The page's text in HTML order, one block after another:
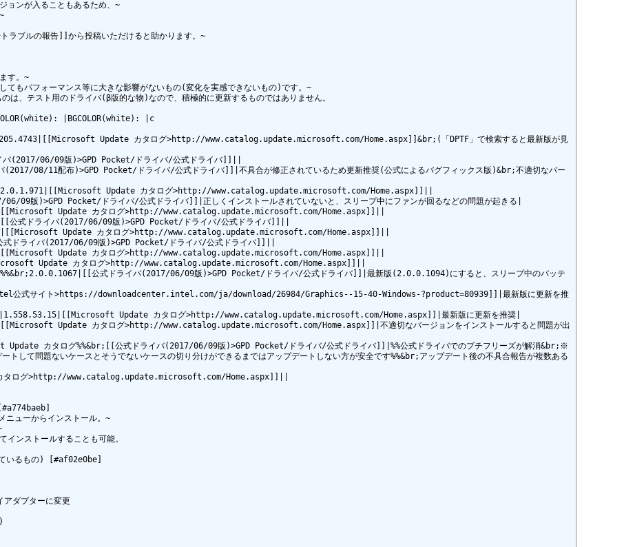
ョンが入ることもあるため、~
ブルの報告]]から投稿いただけると助かります。~
す。~
てもパフォーマンス等に大きな影響がないもの(変化を実感できないもの)です。~
テスト用のドライバ(β版的な物)なので、積極的に更新するものではありません。
|BGCOLOR(white): |c
Update カタログ>http://www.catalog.update.microsoft.com/Home.aspx]]&br;(「DPTF」で検索すると最新版が見
06/09版)>GPD Pocket/ドライバ/公式ドライバ]]||
08/11配布)>GPD Pocket/ドライバ/公式ドライバ]]|不具合が修正されているため更新推奨(公式によるバグフィックス版)&br;不適切なバー
Update カタログ>http://www.catalog.update.microsoft.com/Home.aspx]]||
Pocket/ドライバ/公式ドライバ]]|正しくインストールされていないと、スリープ中にファンが回るなどの問題が起きる|
Update カタログ>http://www.catalog.update.microsoft.com/Home.aspx]]||
ドライバ(2017/06/09版)>GPD Pocket/ドライバ/公式ドライバ]]||
Update カタログ>http://www.catalog.update.microsoft.com/Home.aspx]]||
イバ(2017/06/09版)>GPD Pocket/ドライバ/公式ドライバ]]||
Update カタログ>http://www.catalog.update.microsoft.com/Home.aspx]]||
Update カタログ>http://www.catalog.update.microsoft.com/Home.aspx]]||
公式ドライバ(2017/06/09版)>GPD Pocket/ドライバ/公式ドライバ]]|最新版(2.0.0.1094)にすると、スリープ中のバッテ
式サイト>https://downloadcenter.intel.com/ja/download/26984/Graphics--15-40-Windows-?product=80939]]|最新版に更新を推
Update カタログ>http://www.catalog.update.microsoft.com/Home.aspx]]|最新版に更新を推奨|
Update カタログ>http://www.catalog.update.microsoft.com/Home.aspx]]|不適切なバージョンをインストールすると問題が出
カタログ%%&br;[[公式ドライバ(2017/06/09版)>GPD Pocket/ドライバ/公式ドライバ]]|%%公式ドライバでのプチフリーズが解消&br;※
して問題ないケースとそうでないケースの切り分けができるまではアップデートしない方が安全です%%&br;アップデート後の不具合報告が複数ある
グ>http://www.catalog.update.microsoft.com/Home.aspx]]||
ューからインストール。~
ンストールすることも可能。
いるもの) [#af02e0be]